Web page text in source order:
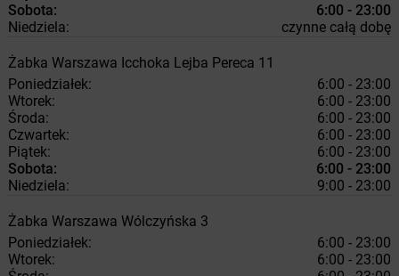
Sobota:
6:00 - 23:00
Niedziela:
czynne całą dobę
Żabka Warszawa Icchoka Lejba Pereca 11
Poniedziałek:
6:00 - 23:00
Wtorek:
6:00 - 23:00
Środa:
6:00 - 23:00
Czwartek:
6:00 - 23:00
Piątek:
6:00 - 23:00
Sobota:
6:00 - 23:00
Niedziela:
9:00 - 23:00
Żabka Warszawa Wólczyńska 3
Poniedziałek:
6:00 - 23:00
Wtorek:
6:00 - 23:00